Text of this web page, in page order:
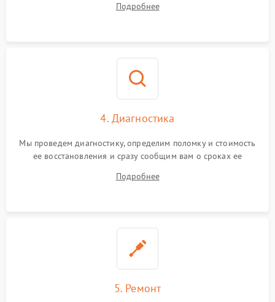
Подробнее
4. Диагностика
Мы проведем диагностику, определим поломку и стоимость
ее восстановления и сразу сообщим вам о сроках ее
Подробнее
5. Ремонт